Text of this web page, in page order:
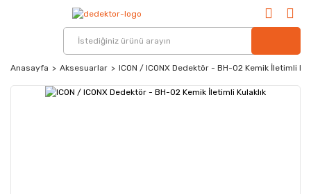
Anasayfa Aksesuarlar ICON / ICONX Dedektör - BH-02 Kemik İletimli